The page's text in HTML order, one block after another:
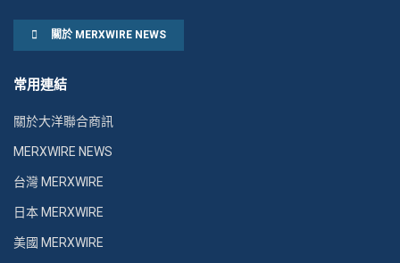
關於 MERXWIRE NEWS
常用連結
關於大洋聯合商訊
MERXWIRE NEWS
台灣 MERXWIRE
日本 MERXWIRE
美國 MERXWIRE